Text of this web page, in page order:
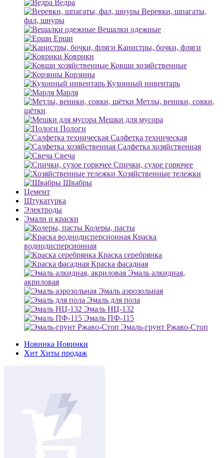
Ведра
Веревки, шпагаты,
фал, шнуры
Вешалки одежные
Ерши
Канистры, бочки, фляги
Коврики
Ковши хозяйственные
Корзины
Кухонный инвентарь
Марля
Метлы, веники, совки,
щётки
Мешки для мусора
Пологи
Салфетка техническая
Салфетка хозяйственная
Свеча
Спички, сухое горючее
Хозяйственные тележки
Швабры
Цемент
Штукатурка
Электроды
Эмали и краски
Колеры, пасты
Краска
воднодисперсионная
Краска серебрянка
Краска фасадная
Эмаль алкидная,
акриловая
Эмаль аэрозольная
Эмаль для пола
Эмаль НЦ-132
Эмаль ПФ-115
Эмаль-грунт Ржаво-Стоп
Новинка Новинки
Хит Хиты продаж